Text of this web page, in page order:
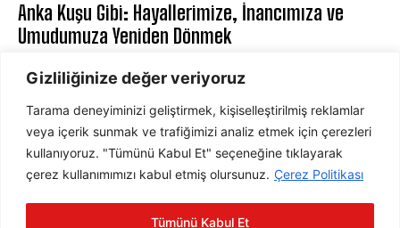
Gizliliğinize değer veriyoruz
Tarama deneyiminizi geliştirmek, kişiselleştirilmiş reklamlar
veya içerik sunmak ve trafiğimizi analiz etmek için çerezleri
kullanıyoruz. "Tümünü Kabul Et" seçeneğine tıklayarak
çerez kullanımımızı kabul etmiş olursunuz. Çerez Politikası
Tümünü Kabul Et
Anka Kuşu Gibi: Hayallerimize, İnancımıza ve
Umudumuza Yeniden Dönmek
ABONE OL
ABONE OL